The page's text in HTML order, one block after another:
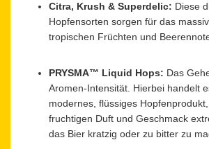
Citra, Krush & Superdelic: Diese
Hopfensorten sorgen für das
tropischen Früchten und
PRYSMA™ Liquid Hops: Das
Aromen-Intensität. Hierbei handelt
modernes, flüssiges
fruchtigen Duft und Geschmack
das Bier kratzig oder zu bitter zu